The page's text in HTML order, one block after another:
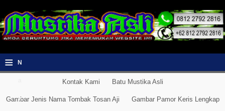
≡ N
v
Kontak Kami Batu Mustika Asli
Gambar Jenis Nama Tombak Tosan Aji Gambar Pamor Keris Lengkap